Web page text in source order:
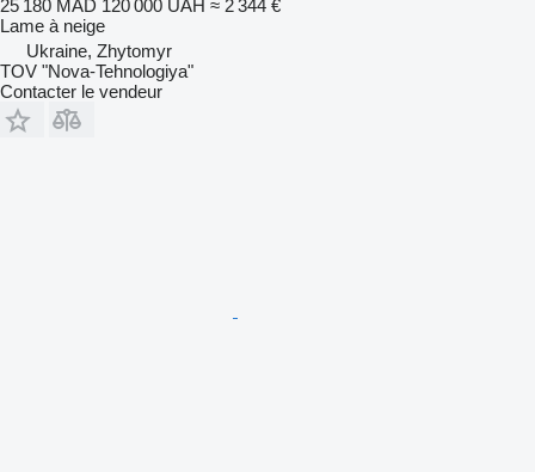
25 180 MAD 120 000 UAH ≈ 2 344 €
Lame à neige
Ukraine, Zhytomyr
TOV "Nova-Tehnologiya"
Contacter le vendeur